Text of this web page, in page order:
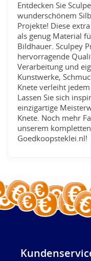
Entdecken Sie
wunderschönem
Projekte! Diese
als genug Material
Bildhauer. Sculpey
hervorragende
Verarbeitung und
Kunstwerke,
Knete verleiht
Lassen Sie sich
einzigartige
Knete. Noch mehr
unserem
Goedkoopsteklei.nl!